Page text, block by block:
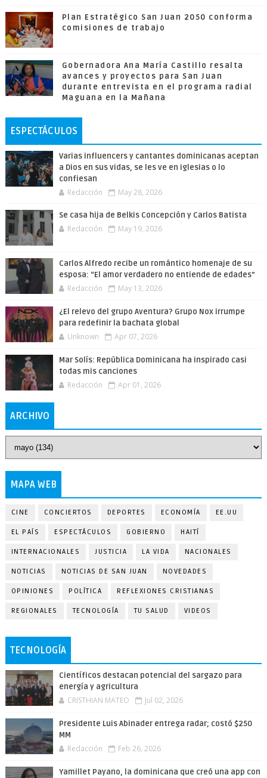
Plan Estratégico San Juan 2050 conforma
comisiones de trabajo
Gobernadora Ana María Castillo resalta
avances y proyectos para San Juan
durante entrevista en el programa radial
Maguana en la Mañana
ESPECTÁCULOS
Varias influencers y cantantes dominicanas aceptan
a Dios en sus vidas, se les ve en iglesias o lo
confiesan
Redacción May 28, 2026
Se casa hija de Belkis Concepción y Carlos Batista
Redacción May 19, 2026
Carlos Alfredo recibe un romántico homenaje de su
esposa: “El amor verdadero no entiende de edades”
Redacción May 13, 2026
¿El relevo del grupo Aventura? Grupo Nox irrumpe
para redefinir la bachata global
Unknown Apr 07, 2026
Mar Solís: República Dominicana ha inspirado casi
todas mis canciones
Redacción Apr 01, 2026
ARCHIVO
MAPA WEB
CINE CONCIERTOS DEPORTES ECONOMÍA EE.UU
EL PAÍS ESPECTÁCULOS GOBIERNO HAITÍ
INTERNACIONALES JUSTICIA LA VIDA NACIONALES
NOTICIAS NOTICIAS DE SAN JUAN NOVEDADES
OPINIONES POLÍTICA REFLEXIONES CRISTIANAS
REGIONALES TECNOLOGÍA TU SALUD VIDEOS
TECNOLOGÍA
Científicos destacan potencial del sargazo para
energía y agricultura
CRISTHIAN MATEO Jul 02, 2026
Presidente Luis Abinader entrega radar; costó $250
MM
Redacción Feb 26, 2026
Yamillet Payano, la dominicana que creó una app con